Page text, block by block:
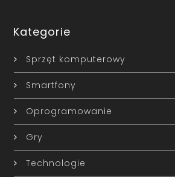
Kategorie
Sprzęt komputerowy
Smartfony
Oprogramowanie
Gry
Technologie